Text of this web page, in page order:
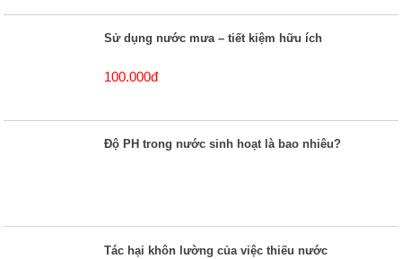
Sử dụng nước mưa – tiết kiệm hữu ích
100.000đ
Độ PH trong nước sinh hoạt là bao nhiêu?
Tác hại khôn lường của việc thiếu nước